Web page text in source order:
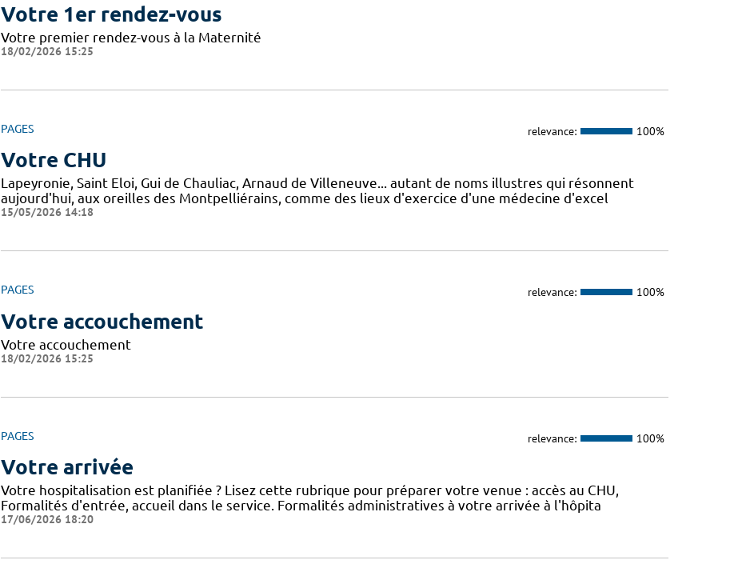
Votre 1er rendez-vous
Votre premier rendez-vous à la Maternité
18/02/2026 15:25
PAGES relevance: 100%
Votre CHU
Lapeyronie, Saint Eloi, Gui de Chauliac, Arnaud de Villeneuve... autant de noms illustres qui résonnent
aujourd'hui, aux oreilles des Montpelliérains, comme des lieux d'exercice d'une médecine d'excel
15/05/2026 14:18
PAGES relevance: 100%
Votre accouchement
Votre accouchement
18/02/2026 15:25
PAGES relevance: 100%
Votre arrivée
Votre hospitalisation est planifiée ? Lisez cette rubrique pour préparer votre venue : accès au CHU,
Formalités d'entrée, accueil dans le service. Formalités administratives à votre arrivée à l'hôpita
17/06/2026 18:20